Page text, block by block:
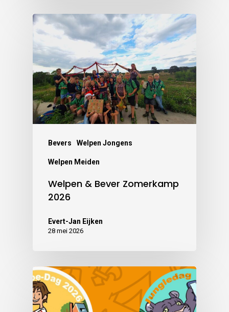
Bevers Welpen Jongens
Welpen Meiden
Welpen & Bever Zomerkamp
2026
Evert-Jan Eijken
28 mei 2026